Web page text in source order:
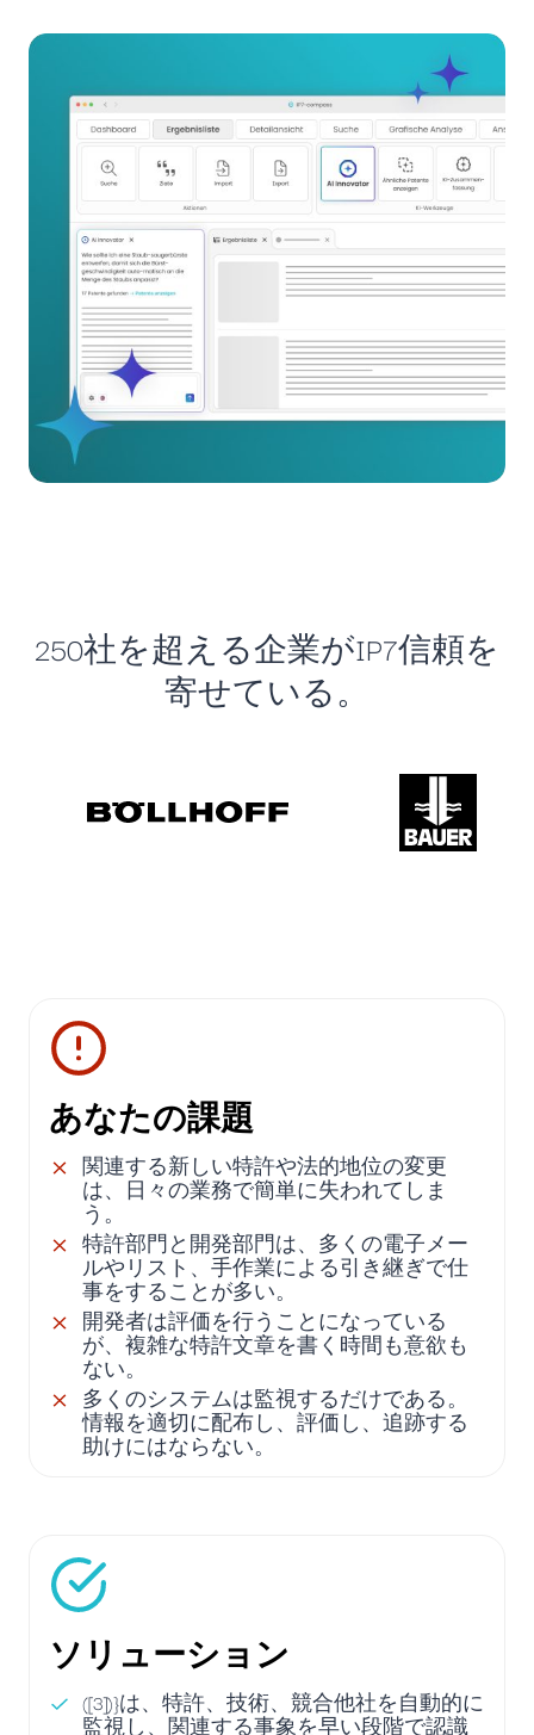
250社を超える企業がIP7信頼を
寄せている。
あなたの課題
関連する新しい特許や法的地位の変更
は、日々の業務で簡単に失われてしま
う。
特許部門と開発部門は、多くの電子メー
ルやリスト、手作業による引き継ぎで仕
事をすることが多い。
開発者は評価を行うことになっている
が、複雑な特許文章を書く時間も意欲も
ない。
多くのシステムは監視するだけである。
情報を適切に配布し、評価し、追跡する
助けにはならない。
ソリューション
([3])}は、特許、技術、競合他社を自動的に
監視し、関連する事象を早い段階で認識